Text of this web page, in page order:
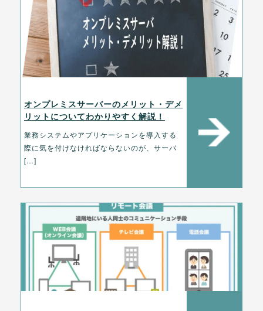
オンプレミスサーバーのメリット・デメ
リットについてわかりやすく解説！
業務システムやアプリケーションを導入する
際に気を付けなければならないのが、サーバ
[…]